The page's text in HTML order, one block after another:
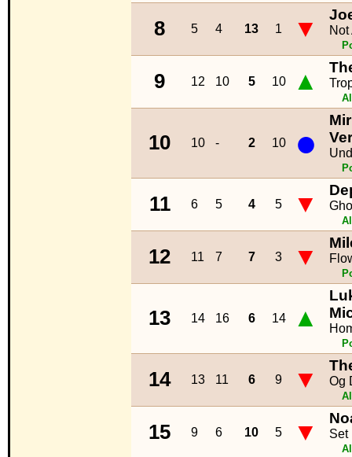
8 5 4 13 1 ▼
9 12 10 5 10 ▲
10 10 - 2 10 ●
11 6 5 4 5 ▼
12 11 7 7 3 ▼
13 14 16 6 14 ▲
14 13 11 6 9 ▼ Og
15 9 6 10 5 ▼ Set